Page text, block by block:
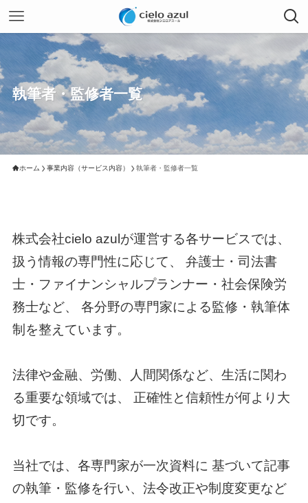
執筆者・監修者一覧
ホーム 事業内容（サービス内容） 執筆者・監修者一覧
株式会社cielo azulが運営する各サービスでは、
扱う情報の専門性に応じて、 弁護士・司法書
士・ファイナンシャルプランナー・社会保険労
務士など、 各分野の専門家による監修・執筆体
制を整えています。
法律や金融、労働、人間関係など、生活に関わ
る重要な領域では、 正確性と信頼性が何より大
切です。
当社では、各専門家が一次資料に 基づいて記事
の執筆・監修を行い、法令改正や制度変更など